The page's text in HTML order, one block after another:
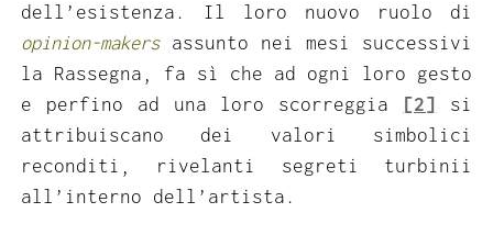
dell’esistenza. Il loro nuovo ruolo di
opinion-makersassunto nei mesi successivi
la Rassegna, fa sì che ad ogni loro gesto
e perfino ad una loro scorreggia
[2]
si
attribuiscano dei valori simbolici
reconditi, rivelanti segreti turbinii
all’interno dell’artista.